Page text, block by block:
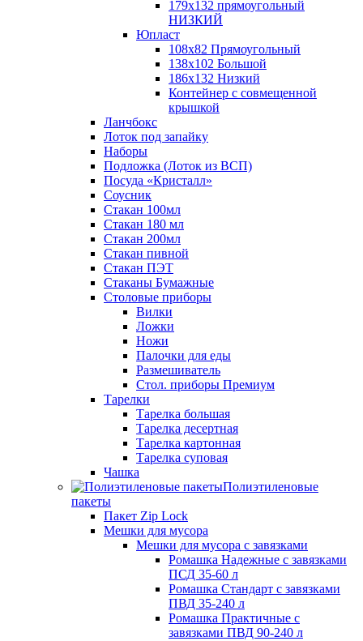
179х132 прямоугольный
НИЗКИЙ
Юпласт
108х82 Прямоугольный
138х102 Большой
186х132 Низкий
Контейнер с совмещенной
крышкой
Ланчбокс
Лоток под запайку
Наборы
Подложка (Лоток из ВСП)
Посуда «Кристалл»
Соусник
Стакан 100мл
Стакан 180 мл
Стакан 200мл
Стакан пивной
Стакан ПЭТ
Стаканы Бумажные
Столовые приборы
Вилки
Ложки
Ножи
Палочки для еды
Размешиватель
Стол. приборы Премиум
Тарелки
Тарелка большая
Тарелка десертная
Тарелка картонная
Тарелка суповая
Чашка
Полиэтиленовые
пакеты
Пакет Zip Lock
Мешки для мусора
Мешки для мусора с завязками
Ромашка Надежные с завязками
ПСД 35-60 л
Ромашка Стандарт с завязками
ПВД 35-240 л
Ромашка Практичные с
завязками ПВД 90-240 л